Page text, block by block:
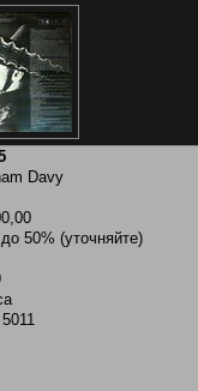
Davy
50% (уточняйте)